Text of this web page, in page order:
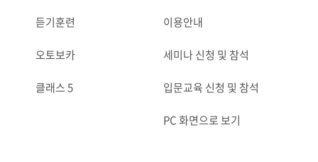
듣기훈련
오토보카
클래스 5
이용안내
세미나 신청 및 참석
입문교육 신청 및 참석
PC 화면으로 보기